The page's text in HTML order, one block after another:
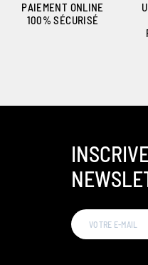
PAIEMENT ONLINE
100% SÉCURISÉ